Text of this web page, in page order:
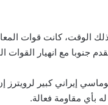
الوقت، كانت قوات
جنوبا مع انهيار القوات
إيراني كبير
بأي مقاومة فعالة.